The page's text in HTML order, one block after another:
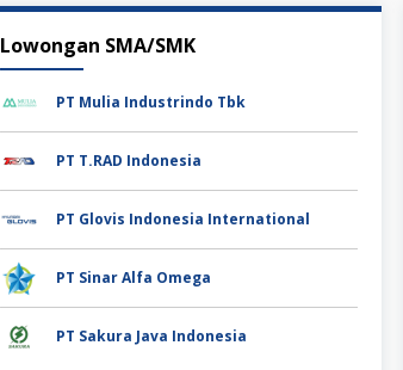
Lowongan SMA/SMK
PT Mulia Industrindo Tbk
PT T.RAD Indonesia
PT Glovis Indonesia International
PT Sinar Alfa Omega
PT Sakura Java Indonesia